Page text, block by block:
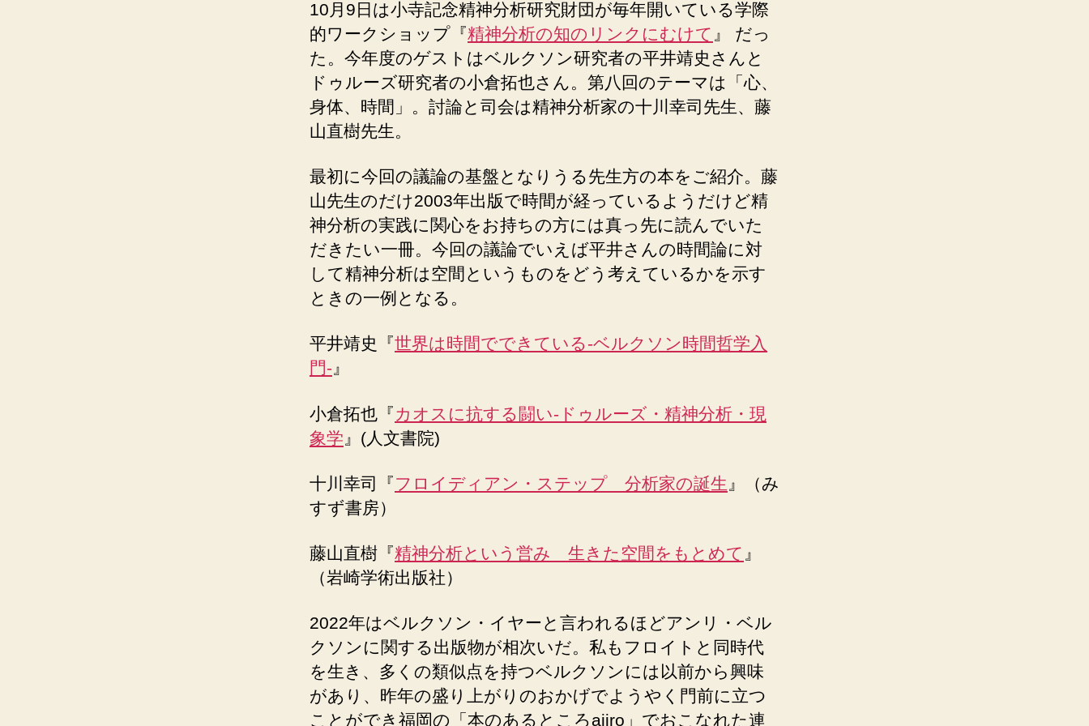
10月9日は小寺記念精神分析研究財団が毎年開いている学際
的ワークショップ『精神分析の知のリンクにむけて 』 だっ
た。今年度のゲストはベルクソン研究者の平井靖史さんと
ドゥルーズ研究者の小倉拓也さん。第八回のテーマは「心、
身体、時間」。討論と司会は精神分析家の十川幸司先生、藤
山直樹先生。
最初に今回の議論の基盤となりうる先生方の本をご紹介。藤
山先生のだけ2003年出版で時間が経っているようだけど精
神分析の実践に関心をお持ちの方には真っ先に読んでいた
だきたい一冊。今回の議論でいえば平井さんの時間論に対
して精神分析は空間というものをどう考えているかを示す
ときの一例となる。
平井靖史『世界は時間でできている-ベルクソン時間哲学入
門- 』
小倉拓也『カオスに抗する闘い-ドゥルーズ・精神分析・現
象学 』(人文書院)
十川幸司『フロイディアン・ステップ 分析家の誕生 』（み
すず書房）
藤山直樹『精神分析という営み 生きた空間をもとめて 』
（岩崎学術出版社）
2022年はベルクソン・イヤーと言われるほどアンリ・ベル
クソンに関する出版物が相次いだ。私もフロイトと同時代
を生き、多くの類似点を持つベルクソンには以前から興味
があり、昨年の盛り上がりのおかげでようやく門前に立つ
ことができ福岡の「本のあるところajiro」でおこなれた連